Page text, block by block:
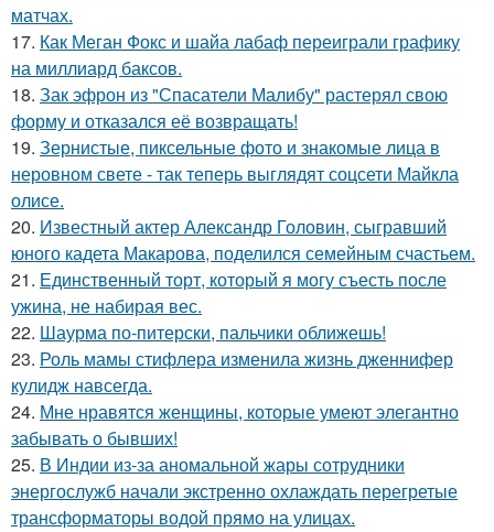
матчах.
17. Как Меган Фокс и шайа лабаф переиграли графику
на миллиард баксов.
18. Зак эфрон из "Спасатели Малибу" растерял свою
форму и отказался её возвращать!
19. Зернистые, пиксельные фото и знакомые лица в
неровном свете - так теперь выглядят соцсети Майкла
олисе.
20. Известный актер Александр Головин, сыгравший
юного кадета Макарова, поделился семейным счастьем.
21. Единственный торт, который я могу съесть после
ужина, не набирая вес.
22. Шаурма по-питерски, пальчики оближешь!
23. Роль мамы стифлера изменила жизнь дженнифер
кулидж навсегда.
24. Мне нравятся женщины, которые умеют элегантно
забывать о бывших!
25. В Индии из-за аномальной жары сотрудники
энергослужб начали экстренно охлаждать перегретые
трансформаторы водой прямо на улицах.